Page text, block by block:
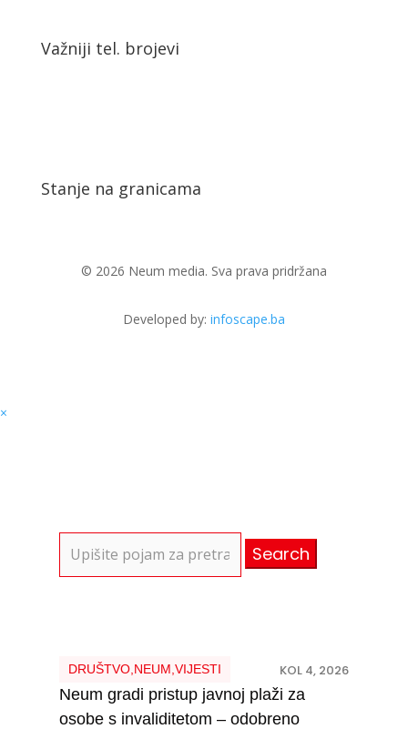
Važniji tel. brojevi
Stanje na granicama
© 2026 Neum media. Sva prava pridržana
Developed by: infoscape.ba
×
for:
DRUŠTVO, NEUM VIJESTI KOL 4, 2026
Neum gradi pristup javnoj plaži za
osobe s invaliditetom – odobreno